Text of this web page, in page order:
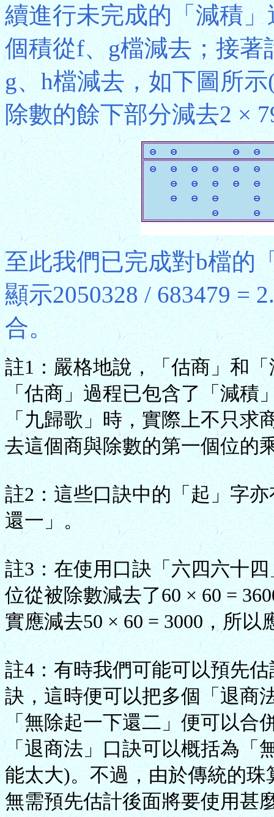
續進行未完成的「減積
個積從f、g檔減去；接著
g、h檔減去，如下圖所
除數的餘下部分減去2 ×
至此我們已完成對b檔的
顯示2050328 / 683479 =
合。
註1：嚴格地說，「估商」和
「估商」過程已包含了「減積
「九歸歌」時，實際上不只求
去這個商與除數的第一個位的
註2：這些口訣中的「起」字
還一」。
註3：在使用口訣「六四六十
位從被除數減去了60 × 60 =
實應減去50 × 60 = 3000，所以
註4：有時我們可能可以預先
訣，這時便可以把多個「退商
「無除起一下還二」便可以合
「退商法」口訣可以概括為「
能太大)。不過，由於傳統的
無需預先估計後面將要使用甚